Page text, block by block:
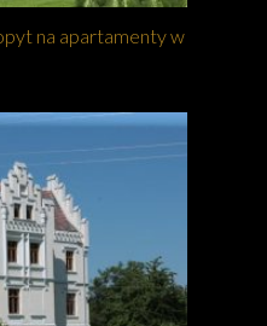
na apartamenty w